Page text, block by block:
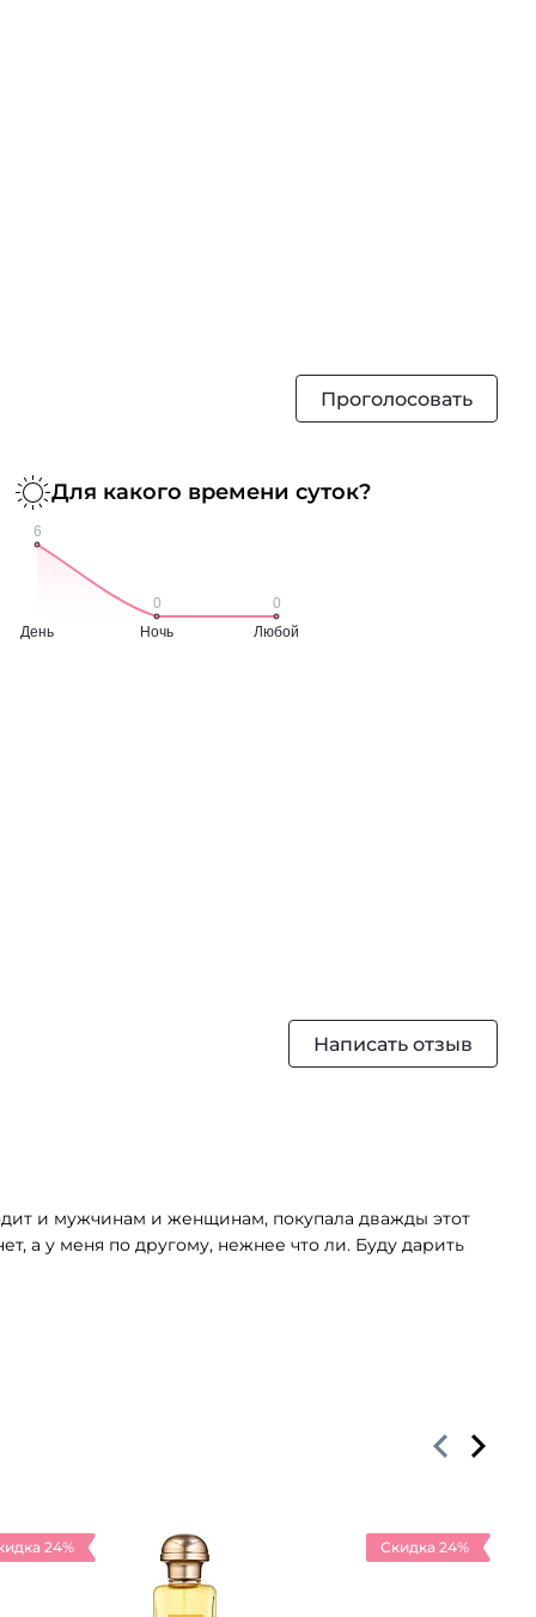
Проголосовать
Для какого времени суток?
Написать отзыв
и мужчинам и женщинам, покупала дважды этот
а у меня по другому, нежнее что ли. Буду дарить
24% Скидка 24%